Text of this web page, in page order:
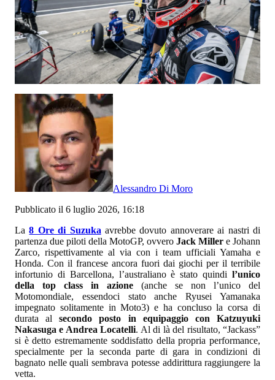
Alessandro Di Moro
Pubblicato il 6 luglio 2026, 16:18
La8 Ore di Suzuka avrebbe dovuto annoverare ai nastri di
partenza due piloti della MotoGP, ovvero Jack Miller e Johann
Zarco, rispettivamente al via con i team ufficiali Yamaha e
Honda. Con il francese ancora fuori dai giochi per il terribile
infortunio di Barcellona, l’australiano è stato quindi l’unico
della top class in azione (anche se non l’unico del
Motomondiale, essendoci stato anche Ryusei Yamanaka
impegnato solitamente in Moto3) e ha concluso la corsa di
durata alsecondo posto in equipaggio con Katzuyuki
Nakasuga e Andrea Locatelli. Al di là del risultato, “Jackass”
si è detto estremamente soddisfatto della propria performance,
specialmente per la seconda parte di gara in condizioni di
bagnato nelle quali sembrava potesse addirittura raggiungere la
vetta.